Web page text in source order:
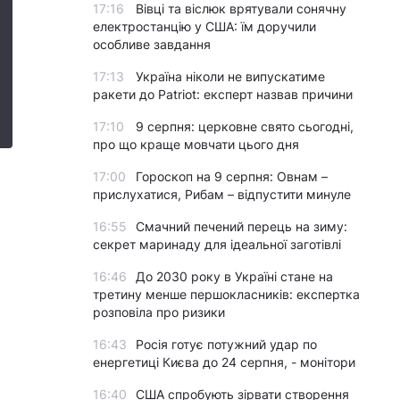
17:16
Вівці та віслюк врятували сонячну
електростанцію у США: їм доручили
особливе завдання
17:13
Україна ніколи не випускатиме
ракети до Patriot: експерт назвав причини
17:10
9 серпня: церковне свято сьогодні,
про що краще мовчати цього дня
17:00
Гороскоп на 9 серпня: Овнам –
прислухатися, Рибам – відпустити минуле
16:55
Смачний печений перець на зиму:
секрет маринаду для ідеальної заготівлі
16:46
До 2030 року в Україні стане на
третину менше першокласників: експертка
розповіла про ризики
16:43
Росія готує потужний удар по
енергетиці Києва до 24 серпня, - монітори
16:40
США спробують зірвати створення